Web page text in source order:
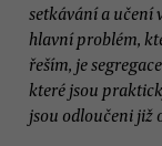
setkávání a učení
hlavní problém,
řeším, je
které jsou
jsou odloučeni již